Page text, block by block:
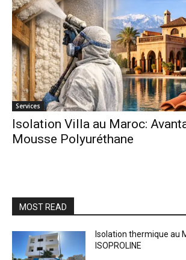
Services
Isolation Villa au Maroc:
Mousse Polyuréthane
MOST READ
Isolation thermique au
ISOPROLINE